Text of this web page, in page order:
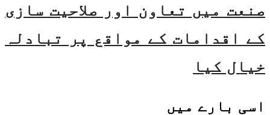
صنعت میں تعاون اور صلاحیت سازی
کے اقدامات کے مواقع پر تبادلہ
خیال کیا
اسی بارے میں